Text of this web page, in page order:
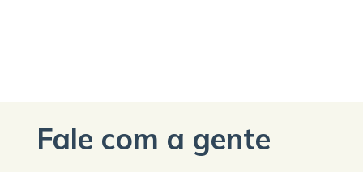
Fale com a gente